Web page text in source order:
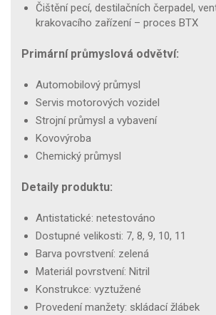
Čištění pecí, destilačních čerpadel,
krakovacího zařízení – proces BTX
Primární průmyslová odvětví:
Automobilový průmysl
Servis motorových vozidel
Strojní průmysl a vybavení
Kovovýroba
Chemický průmysl
Detaily produktu:
Antistatické: netestováno
Dostupné velikosti: 7, 8, 9, 10, 11
Barva povrstvení: zelená
Materiál povrstvení: Nitril
Konstrukce: vyztužené
Provedení manžety: skládací žlábek